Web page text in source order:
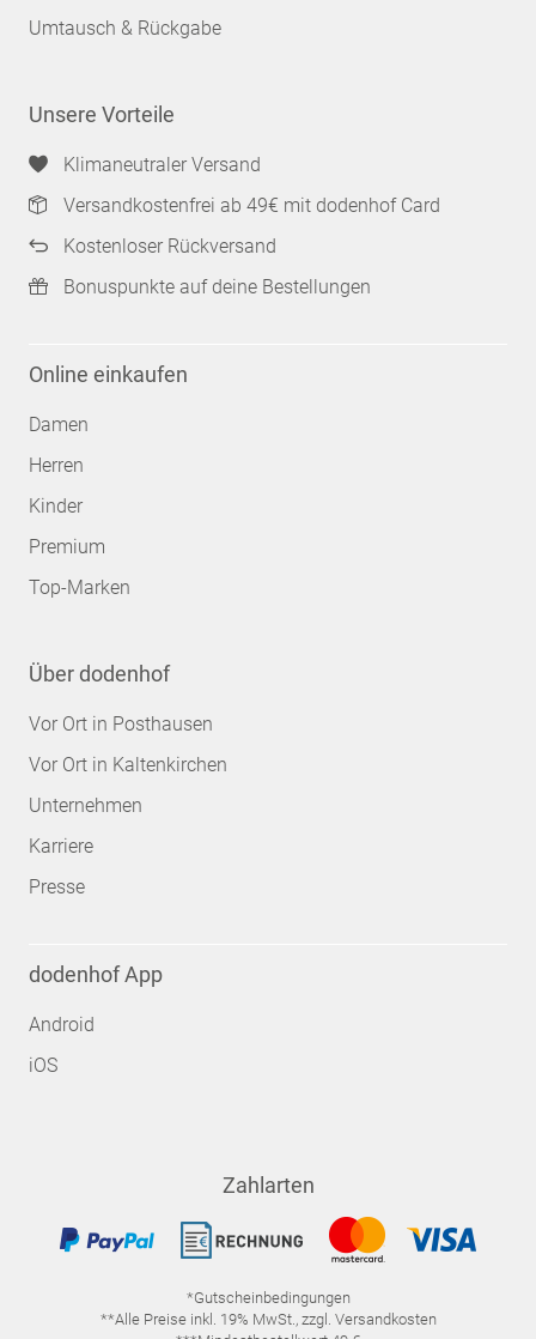
Umtausch & Rückgabe
Unsere Vorteile
Klimaneutraler Versand
Versandkostenfrei ab 49€ mit dodenhof Card
Kostenloser Rückversand
Bonuspunkte auf deine Bestellungen
Online einkaufen
Damen
Herren
Kinder
Premium
Top-Marken
Über dodenhof
Vor Ort in Posthausen
Vor Ort in Kaltenkirchen
Unternehmen
Karriere
Presse
dodenhof App
Android
iOS
Zahlarten
*Gutscheinbedingungen
**Alle Preise inkl. 19% MwSt., zzgl. Versandkosten